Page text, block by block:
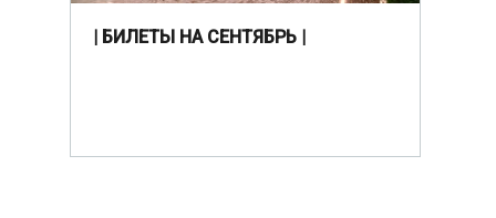
| БИЛЕТЫ НА СЕНТЯБРЬ |